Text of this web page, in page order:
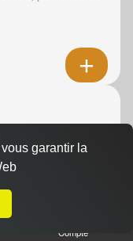
de terre,
Compte
garantir la